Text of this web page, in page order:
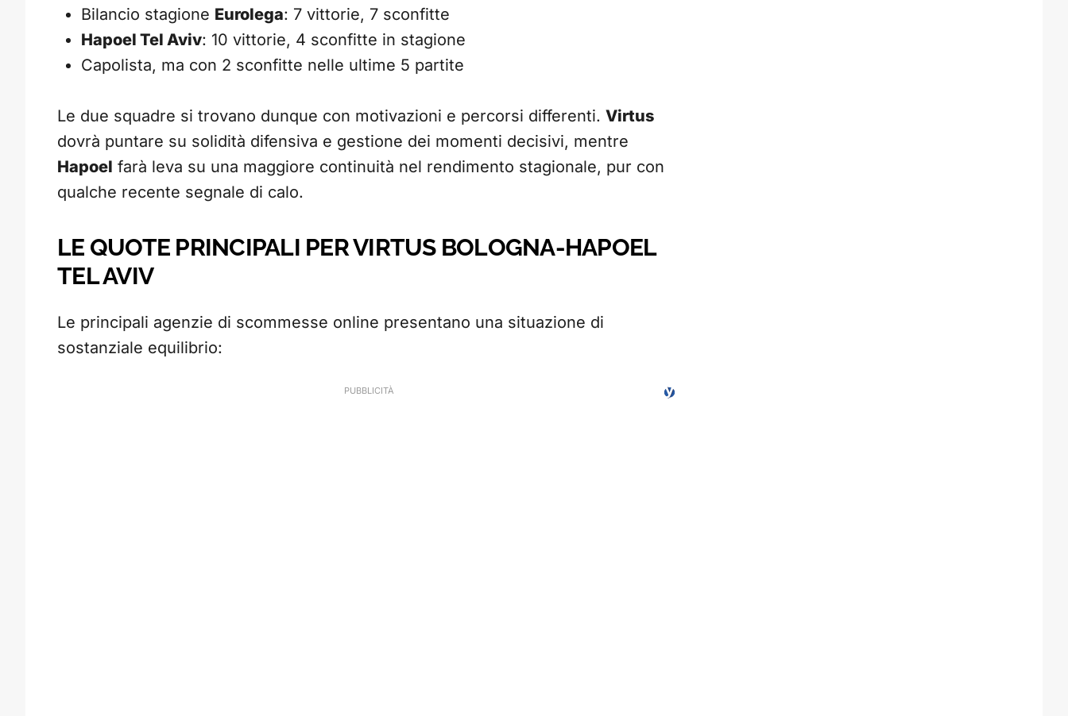
Bilancio stagione Eurolega: 7 vittorie, 7 sconfitte
Hapoel Tel Aviv: 10 vittorie, 4 sconfitte in stagione
Capolista, ma con 2 sconfitte nelle ultime 5 partite
Le due squadre si trovano dunque con motivazioni e percorsi differenti. Virtus
dovrà puntare su solidità difensiva e gestione dei momenti decisivi, mentre
Hapoel farà leva su una maggiore continuità nel rendimento stagionale, pur con
qualche recente segnale di calo.
LE QUOTE PRINCIPALI PER VIRTUS BOLOGNA-HAPOEL
TEL AVIV
Le principali agenzie di scommesse online presentano una situazione di
sostanziale equilibrio: